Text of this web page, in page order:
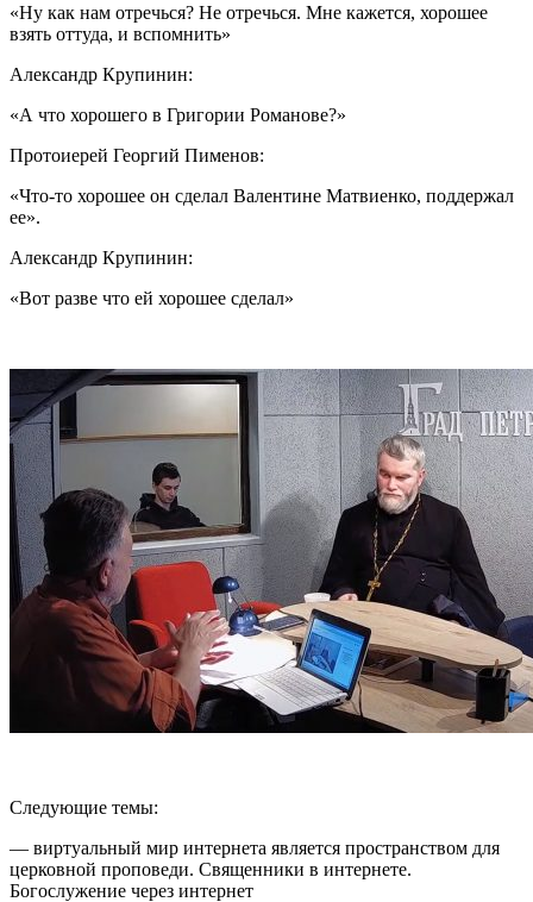
«Ну как нам отречься? Не отречься. Мне кажется, хорошее
взять оттуда, и вспомнить»
Александр Крупинин:
«А что хорошего в Григории Романове?»
Протоиерей Георгий Пименов:
«Что-то хорошее он сделал Валентине Матвиенко, поддержал
ее».
Александр Крупинин:
«Вот разве что ей хорошее сделал»
Следующие темы:
— виртуальный мир интернета является пространством для
церковной проповеди. Священники в интернете.
Богослужение через интернет